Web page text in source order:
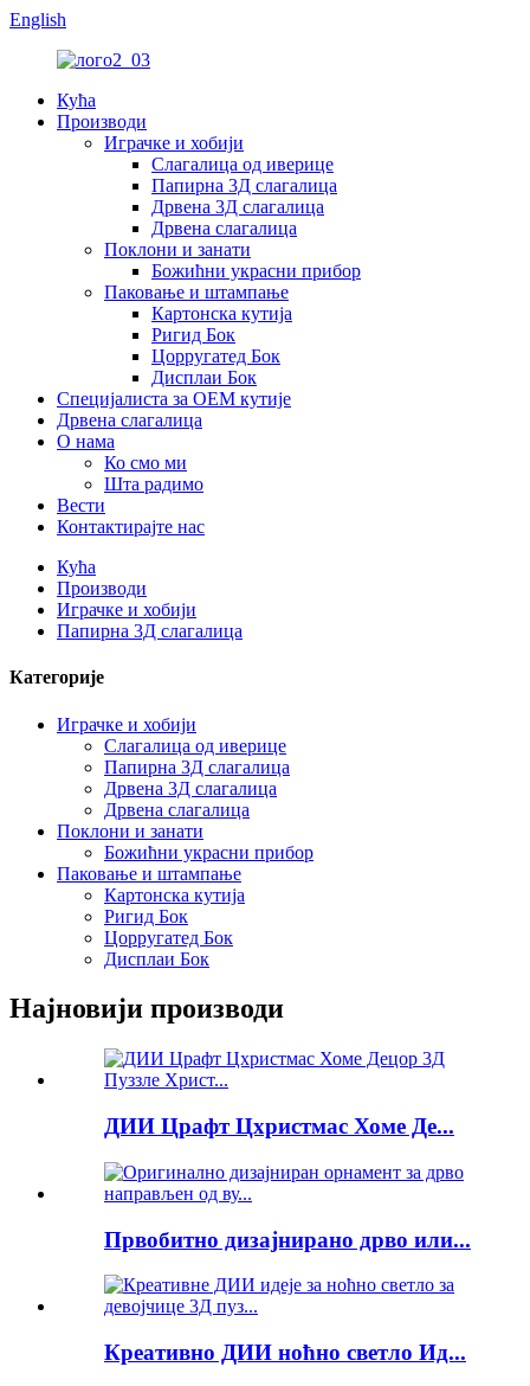
English
Кућа
Производи
Играчке и хобији
Слагалица од иверице
Папирна 3Д слагалица
Дрвена 3Д слагалица
Дрвена слагалица
Поклони и занати
Божићни украсни прибор
Паковање и штампање
Картонска кутија
Ригид Бок
Цорругатед Бок
Дисплаи Бок
Специјалиста за ОЕМ кутије
Дрвена слагалица
О нама
Ко смо ми
Шта радимо
Вести
Контактирајте нас
Кућа
Производи
Играчке и хобији
Папирна 3Д слагалица
Категорије
Играчке и хобији
Слагалица од иверице
Папирна 3Д слагалица
Дрвена 3Д слагалица
Дрвена слагалица
Поклони и занати
Божићни украсни прибор
Паковање и штампање
Картонска кутија
Ригид Бок
Цорругатед Бок
Дисплаи Бок
Најновији производи
ДИИ Црафт Цхристмас Хоме Де...
Првобитно дизајнирано дрво или...
Креативно ДИИ ноћно светло Ид...